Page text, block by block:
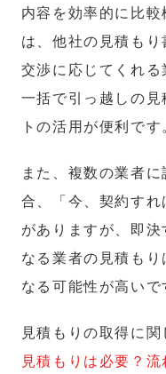
内容を効率的に比
は、他社の見積も
交渉に応じてくれる
一括で引っ越しの
トの活用が便利です
また、複数の業者
合、「今、契約すれ
がありますが、即
なる業者の見積もり
なる可能性が高いで
見積もりの取得に関
見積もりは必要？